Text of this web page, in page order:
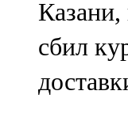
Яңа
107,0
Яр
Казани,
сбил